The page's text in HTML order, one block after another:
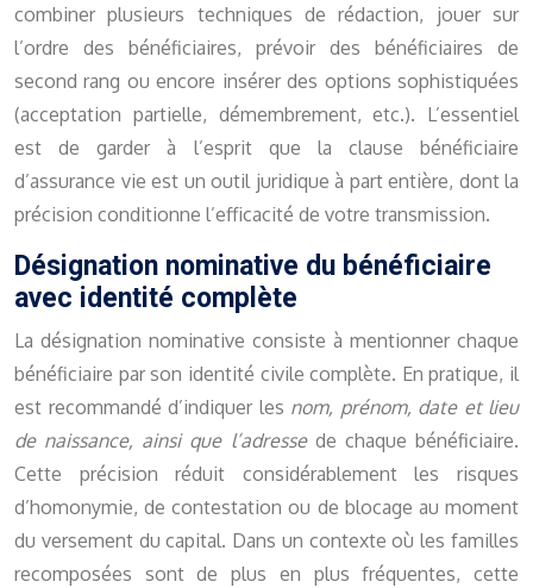
combiner plusieurs techniques de rédaction, jouer sur
l’ordre des bénéficiaires, prévoir des bénéficiaires de
second rang ou encore insérer des options sophistiquées
(acceptation partielle, démembrement, etc.). L’essentiel
est de garder à l’esprit que la clause bénéficiaire
d’assurance vie est un outil juridique à part entière, dont la
précision conditionne l’efficacité de votre transmission.
Désignation nominative du bénéficiaire
avec identité complète
La désignation nominative consiste à mentionner chaque
bénéficiaire par son identité civile complète. En pratique, il
est recommandé d’indiquer les nom, prénom, date et lieu
de naissance, ainsi que l’adressede chaque bénéficiaire.
Cette précision réduit considérablement les risques
d’homonymie, de contestation ou de blocage au moment
du versement du capital. Dans un contexte où les familles
recomposées sont de plus en plus fréquentes, cette